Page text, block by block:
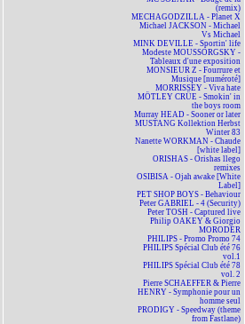
(remix)
MECHAGODZILLA - Planet X
Michael JACKSON - Michael
Vs Michael
MINK DEVILLE - Sportin' life
Modeste MOUSSORGSKY -
Tableaux d'une exposition
MONSIEUR Z - Fourrure et
Musique [numéroté]
MORRISSEY - Viva hate
MÖTLEY CRÜE - Smokin' in
the boys room
Murray HEAD - Sooner or later
MUSTANG Kollektion Herbst
Winter 83
Nanette WORKMAN - Chaude
[white label]
ORISHAS - Orishas llego
remixes
OSIBISA - Ojah awake [White
Label]
PET SHOP BOYS - Behaviour
Peter GABRIEL - 4 (Security)
Peter TOSH - Captured live
Philip OAKEY & Giorgio
MORODER
PHILIPS - Promo Promo 74
PHILIPS Spécial Club été 76
vol.1
PHILIPS Spécial Club été 78
vol. 2
Pierre SCHAEFFER & Pierre
HENRY - Symphonie pour un
homme seul
PRODIGY - Speedway (theme
from Fastlane)